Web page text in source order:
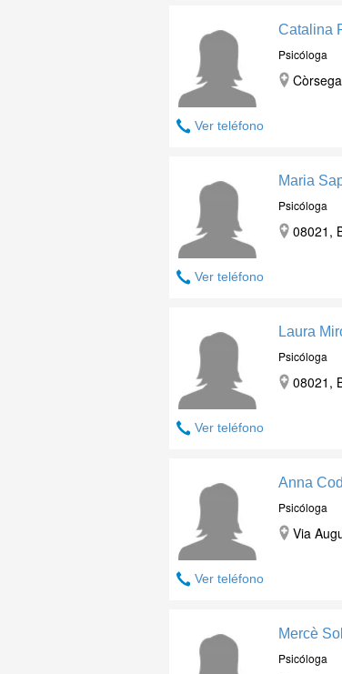
Ver teléfono
Catalina
Psicóloga
Ver teléfono
Maria
Psicóloga
08021,
Ver teléfono
Laura
Psicóloga
08021,
Ver teléfono
Anna
Psicóloga
Via
Mercè
Psicóloga